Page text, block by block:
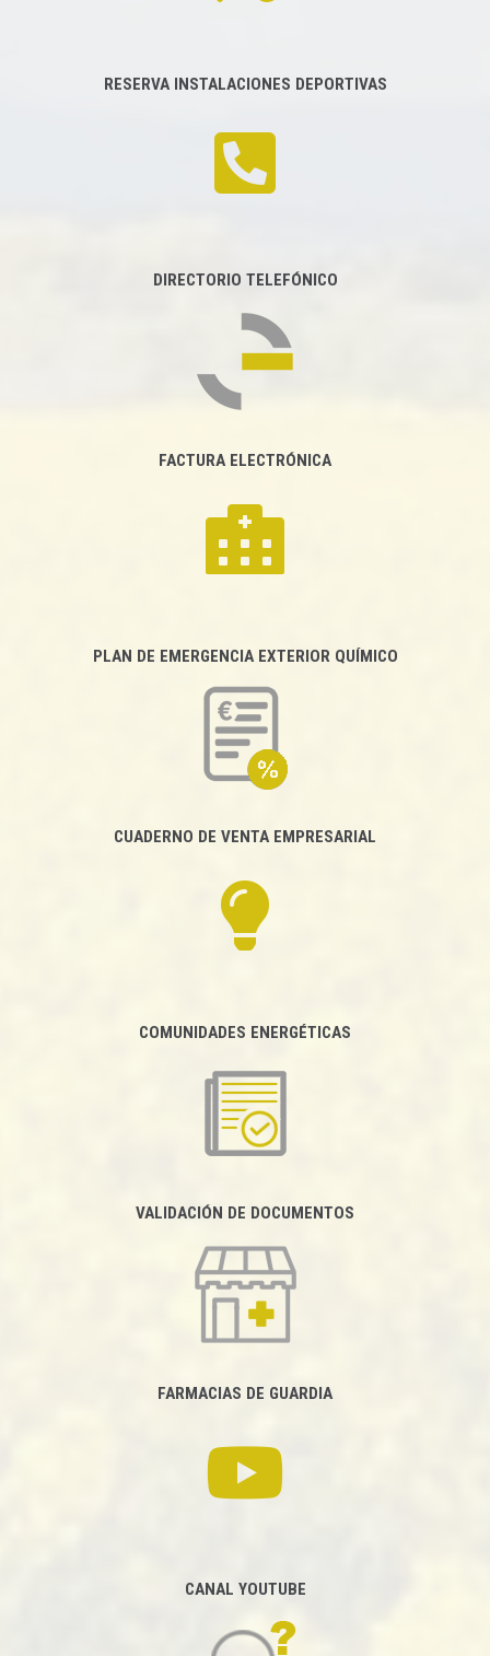
RESERVA INSTALACIONES DEPORTIVAS
DIRECTORIO TELEFÓNICO
FACTURA ELECTRÓNICA
PLAN DE EMERGENCIA EXTERIOR QUÍMICO
CUADERNO DE VENTA EMPRESARIAL
COMUNIDADES ENERGÉTICAS
VALIDACIÓN DE DOCUMENTOS
FARMACIAS DE GUARDIA
CANAL YOUTUBE